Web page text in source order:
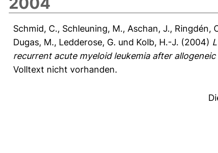
Schmid, C., Schleuning, M., Aschan, J., Ringdén,
Dugas, M., Ledderose, G. und Kolb, H.-J. (2004)
recurrent acute myeloid leukemia after
Volltext nicht vorhanden.